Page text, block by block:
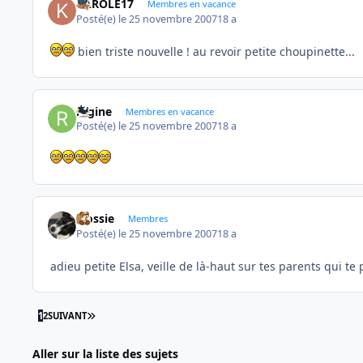
KAROLE17 Membres en vacance
Posté(e) le 25 novembre 200718 a
bien triste nouvelle ! au revoir petite choupinette...
regine Membres en vacance
Posté(e) le 25 novembre 200718 a
Flossie Membres
Posté(e) le 25 novembre 200718 a
adieu petite Elsa, veille de là-haut sur tes parents qui te
12SUIVANT DERNIÈRE PAGE
Aller sur la liste des sujets